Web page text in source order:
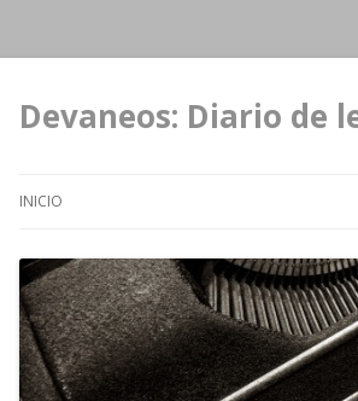
Devaneos: Diario de
INICIO